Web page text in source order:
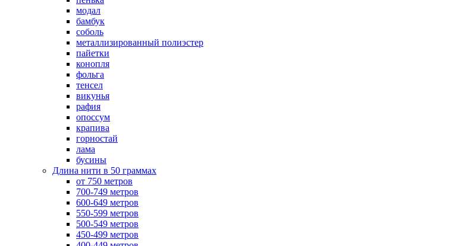
модал
бамбук
соболь
металлизированный полиэстер
пайетки
конопля
фольга
тенсел
викунья
рафия
опоссум
крапива
горностай
лама
бусины
Длина нити в 50 граммах
от 750 метров
700-749 метров
600-649 метров
550-599 метров
500-549 метров
450-499 метров